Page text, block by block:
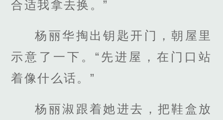
合适我拿去换。”
杨丽华掏出钥匙开门，朝屋里
示意了一下。“先进屋，在门口站
着像什么话。”
杨丽淑跟着她进去，把鞋盒放